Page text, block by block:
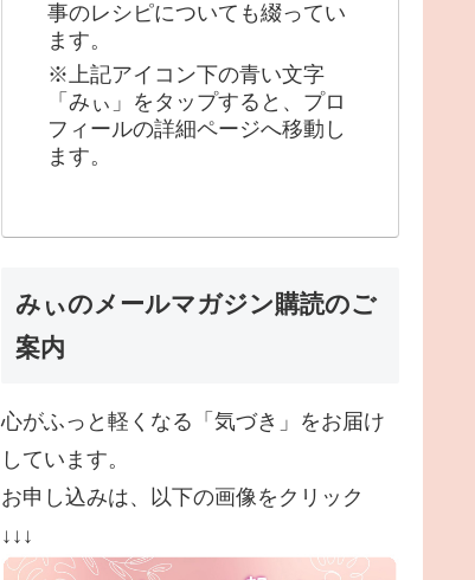
事のレシピについても綴ってい
ます。
※上記アイコン下の青い文字
「みぃ」をタップすると、プロ
フィールの詳細ページへ移動し
ます。
みぃのメールマガジン購読のご
案内
心がふっと軽くなる「気づき」をお届け
しています。
お申し込みは、以下の画像をクリック
↓↓↓